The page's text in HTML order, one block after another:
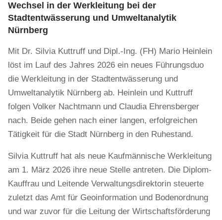
Wechsel in der Werkleitung bei der
Stadtentwässerung und Umweltanalytik
Nürnberg
Mit Dr. Silvia Kuttruff und Dipl.-Ing. (FH) Mario Heinlein
löst im Lauf des Jahres 2026 ein neues Führungsduo
die Werkleitung in der Stadtentwässerung und
Umweltanalytik Nürnberg ab. Heinlein und Kuttruff
folgen Volker Nachtmann und Claudia Ehrensberger
nach. Beide gehen nach einer langen, erfolgreichen
Tätigkeit für die Stadt Nürnberg in den Ruhestand.
Silvia Kuttruff hat als neue Kaufmännische Werkleitung
am 1. März 2026 ihre neue Stelle antreten. Die Diplom-
Kauffrau und Leitende Verwaltungsdirektorin steuerte
zuletzt das Amt für Geoinformation und Bodenordnung
und war zuvor für die Leitung der Wirtschaftsförderung